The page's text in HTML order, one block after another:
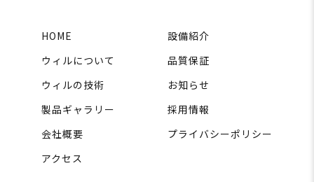
HOME
ウィルについて
ウィルの技術
製品ギャラリー
会社概要
アクセス
設備紹介
品質保証
お知らせ
採用情報
プライバシーポリシー